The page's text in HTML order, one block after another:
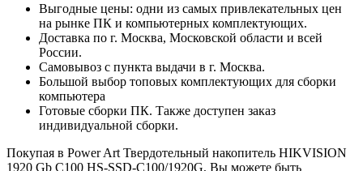
Выгодные цены: одни из самых привлекательных цен
на рынке ПК и компьютерных комплектующих.
Доставка по г. Москва, Московской области и всей
России.
Самовывоз с пункта выдачи в г. Москва.
Большой выбор топовых комплектующих для сборки
компьютера
Готовые сборки ПК. Также доступен заказ
индивидуальной сборки.
Покупая в Power Art Твердотельный накопитель HIKVISION
1920 Gb C100 HS-SSD-C100/1920G, Вы можете быть